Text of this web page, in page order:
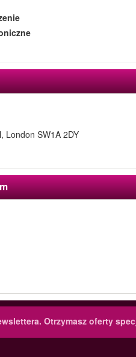
London SW1A 2DY
Otrzymasz oferty